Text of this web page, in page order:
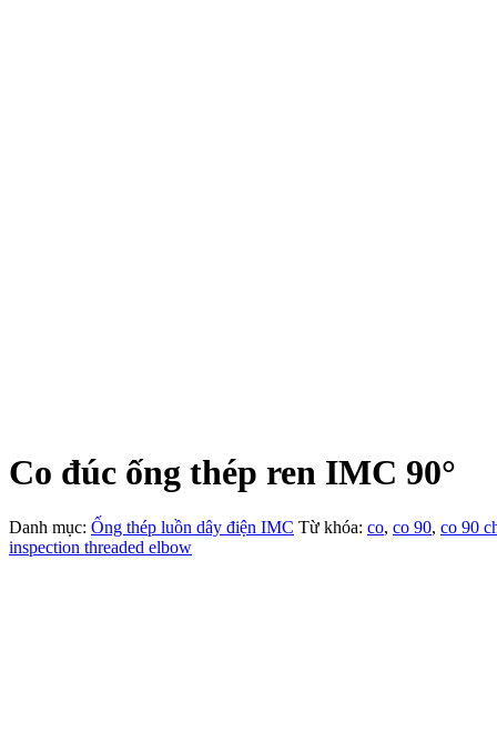
Co đúc ống thép ren IMC 90°
Danh mục: Ống thép luồn dây điện IMC Từ khóa: co, co 90, co 90
inspection threaded elbow